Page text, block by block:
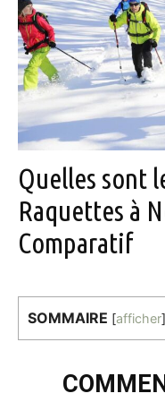
Quelles sont
Raquettes à
Comparatif
SOMMAIRE [afficher]